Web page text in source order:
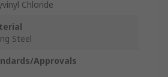
Chloride
Steel
Approvals